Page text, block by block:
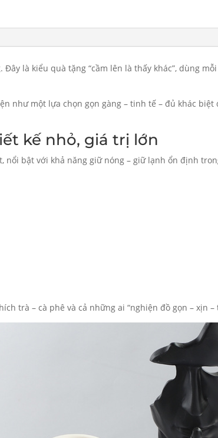
là kiểu quà tặng “cầm lên là thấy khác”, dùng
như một lựa chọn gọn gàng – tinh tế – đủ khác biệt
kế nhỏ, giá trị lớn
nổi bật với khả năng giữ nóng – giữ lạnh ổn định
trà – cà phê và cả những ai “nghiện đồ gọn – xịn –